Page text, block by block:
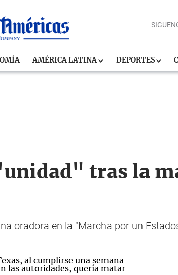
AMÉRICA LATINA DEPORTES
tras la
oradora en la "Marcha por un